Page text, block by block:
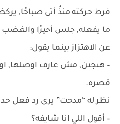
فرط حركته منذُ أتى صباحًا,
ما يفعله, جلس أخيرًا والغضب
عن الاهتزاز بينما يقول:
– هتجنن, مش عارف اوصلها,
قصره.
نظر له “مدحت” يرى رد فعل
– أقول اللي انا شايفه؟